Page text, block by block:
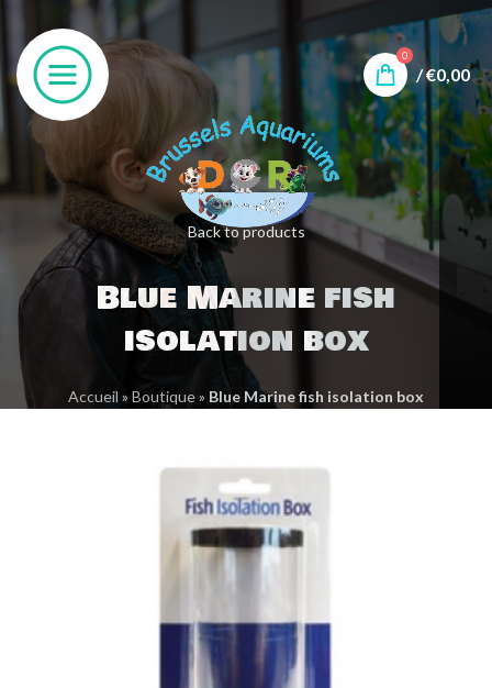
0
/€0,00
Back to products
Blue Marine fish
isolation box
Accueil » Boutique» Blue Marine fish isolation box